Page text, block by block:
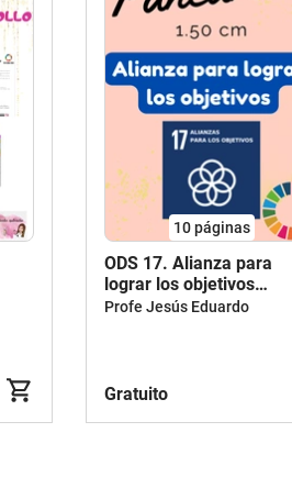
10páginas
ODS 17. Alianza para
lograr los objetivos
Pancarta
Profe Jesús Eduardo
Gratuito